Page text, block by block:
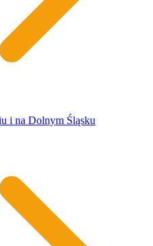
i na Dolnym Śląsku